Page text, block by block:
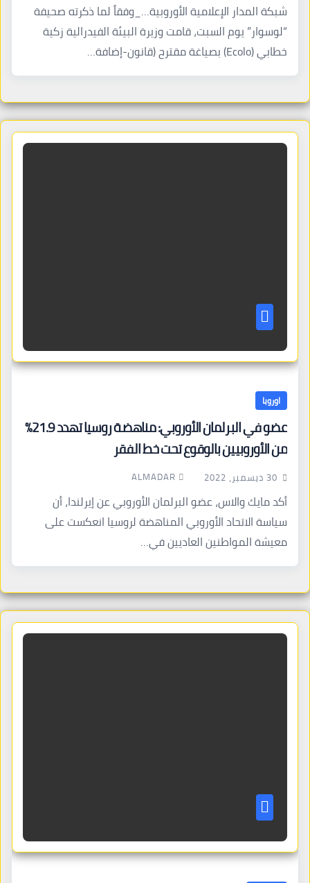
شبكة المدار الإعلامية الأوروبية…_وفقاً لما ذكرته صحيفة
“لوسوار” يوم السبت، قامت وزيرة البيئة الفيدرالية زكية
خطابي (Ecolo) بصياغة مقترح (قانون-إضافة…
اوروبا
عضو في البرلمان الأوروبي: مناهضة روسيا تهدد 21.9%
من الأوروبيين بالوقوع تحت خط الفقر
30 ديسمبر، 2022 ALMADAR
أكد مايك والاس، عضو البرلمان الأوروبي عن إيرلندا، أن
سياسة الاتحاد الأوروبي المناهضة لروسيا انعكست على
معيشة المواطنين العاديين في…